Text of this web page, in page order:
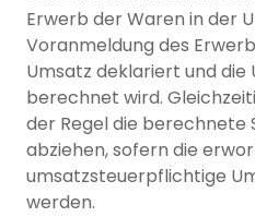
Erwerb der Waren in der
Voranmeldung des
Umsatz deklariert und
berechnet wird.
der Regel die berechnete
abziehen, sofern die
umsatzsteuerpflichtige
werden.